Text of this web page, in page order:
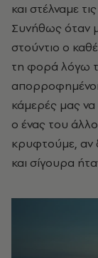
και στέλναμε
Συνήθως όταν
στούντιο ο
τη φορά λόγω
κάμερές μας
ο ένας του
κρυφτούμε, αν
και σίγουρα